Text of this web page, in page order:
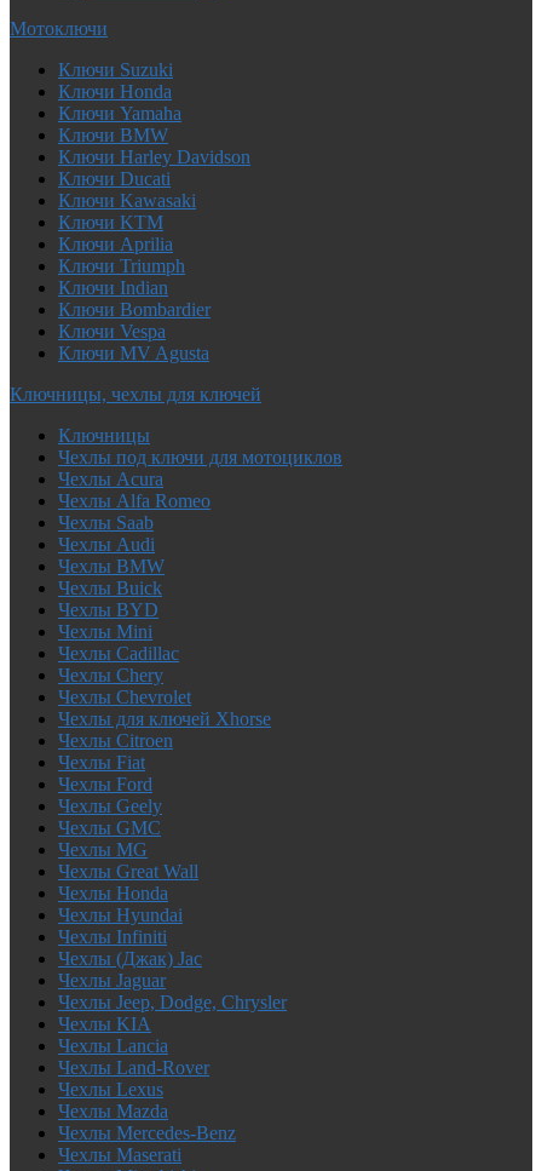
Мотоключи
Ключи Suzuki
Ключи Honda
Ключи Yamaha
Ключи BMW
Ключи Harley Davidson
Ключи Ducati
Ключи Kawasaki
Ключи KTM
Ключи Aprilia
Ключи Triumph
Ключи Indian
Ключи Bombardier
Ключи Vespa
Ключи MV Agusta
Ключницы, чехлы для ключей
Ключницы
Чехлы под ключи для мотоциклов
Чехлы Acura
Чехлы Alfa Romeo
Чехлы Saab
Чехлы Audi
Чехлы BMW
Чехлы Buick
Чехлы BYD
Чехлы Mini
Чехлы Cadillac
Чехлы Chery
Чехлы Chevrolet
Чехлы для ключей Xhorse
Чехлы Citroen
Чехлы Fiat
Чехлы Ford
Чехлы Geely
Чехлы GMC
Чехлы MG
Чехлы Great Wall
Чехлы Honda
Чехлы Hyundai
Чехлы Infiniti
Чехлы (Джак) Jac
Чехлы Jaguar
Чехлы Jeep, Dodge, Chrysler
Чехлы KIA
Чехлы Lancia
Чехлы Land-Rover
Чехлы Lexus
Чехлы Mazda
Чехлы Mercedes-Benz
Чехлы Maserati